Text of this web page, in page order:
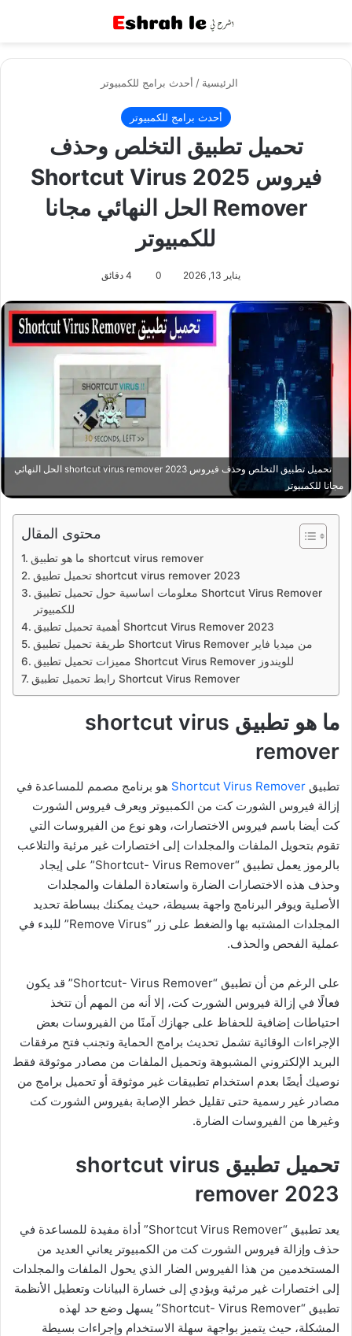
الرئيسية / أحدث برامج للكمبيوتر
أحدث برامج للكمبيوتر
تحميل تطبيق التخلص وحذف
فيروس 2025 Shortcut Virus
Remover الحل النهائي مجانا
للكمبيوتر
يناير 13, 2026 0
تحميل تطبيق التخلص وحذف فيروس 2023 shortcut virus remover الحل النهائي
مجانا للكمبيوتر
محتوى المقال
ما هو تطبيق shortcut virus remover
تحميل تطبيق shortcut virus remover 2023
معلومات اساسية حول تحميل تطبيق Shortcut Virus Remover
للكمبيوتر
أهمية تحميل تطبيق Shortcut Virus Remover 2023
طريقة تحميل تطبيق Shortcut Virus Remover من ميديا فاير
مميزات تحميل تطبيق Shortcut Virus Remover للويندوز
رابط تحميل تطبيق Shortcut Virus Remover
ما هو تطبيق shortcut virus
remover
تطبيق Shortcut Virus Remover هو برنامج مصمم للمساعدة في
إزالة فيروس الشورت كت من الكمبيوتر ويعرف فيروس الشورت
كت أيضا باسم فيروس الاختصارات، وهو نوع من الفيروسات التي
تقوم بتحويل الملفات والمجلدات إلى اختصارات غير مرئية والتلاعب
بالرموز يعمل تطبيق “Shortcut- Virus Remover” على إيجاد
وحذف هذه الاختصارات الضارة واستعادة الملفات والمجلدات
الأصلية ويوفر البرنامج واجهة بسيطة، حيث يمكنك ببساطة تحديد
المجلدات المشتبه بها والضغط على زر “Remove Virus” للبدء في
عملية الفحص والحذف.
على الرغم من أن تطبيق “Shortcut- Virus Remover” قد يكون
فعالًا في إزالة فيروس الشورت كت، إلا أنه من المهم أن تتخذ
احتياطات إضافية للحفاظ على جهازك آمنًا من الفيروسات بعض
الإجراءات الوقائية تشمل تحديث برامج الحماية وتجنب فتح مرفقات
البريد الإلكتروني المشبوهة وتحميل الملفات من مصادر موثوقة فقط
نوصيك أيضًا بعدم استخدام تطبيقات غير موثوقة أو تحميل برامج من
مصادر غير رسمية حتى تقليل خطر الإصابة بفيروس الشورت كت
وغيرها من الفيروسات الضارة.
تحميل تطبيق shortcut virus
remover 2023
يعد تطبيق “Shortcut Virus Remover” أداة مفيدة للمساعدة في
حذف وإزالة فيروس الشورت كت من الكمبيوتر يعاني العديد من
المستخدمين من هذا الفيروس الضار الذي يحول الملفات والمجلدات
إلى اختصارات غير مرئية ويؤدي إلى خسارة البيانات وتعطيل الأنظمة
تطبيق “Shortcut- Virus Remover” يسهل وضع حد لهذه
المشكلة، حيث يتميز بواجهة سهلة الاستخدام وإجراءات بسيطة